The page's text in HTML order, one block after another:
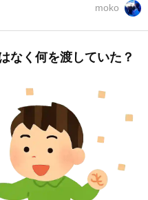
moko
なく何を渡していた？